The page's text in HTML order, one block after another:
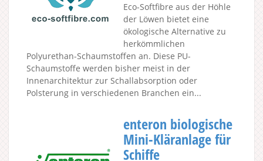
Eco-Softfibre aus der Höhle
der Löwen bietet eine
ökologische Alternative zu
herkömmlichen
Polyurethan-Schaumstoffen an. Diese PU-
Schaumstoffe werden bisher meist in der
Innenarchitektur zur Schallabsorption oder
Polsterung in verschiedenen Branchen ein...
enteron biologische
Mini-Kläranlage für
Schiffe